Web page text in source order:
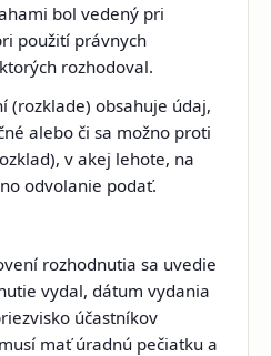
bol vedený pri
použití právnych
rozhodoval.
(rozklade) obsahuje údaj,
alebo či sa možno proti
v akej lehote, na
odvolanie podať.
rozhodnutia sa uvedie
vydal, dátum vydania
účastníkov
mať úradnú pečiatku a